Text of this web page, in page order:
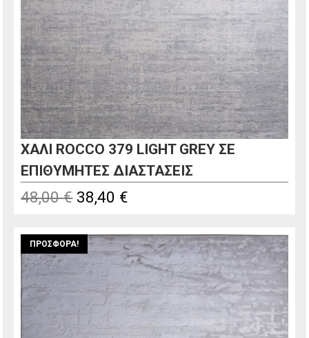
ΧΑΛΙ ROCCO 379 LIGHT GREY ΣΕ
ΕΠΙΘΥΜΗΤΕΣ ΔΙΑΣΤΑΣΕΙΣ
48,00€ Original
was:
48,00 €.
38,40 €
τιμή
είναι:
38,40 €.
ΠΡΟΣΦΟΡΆ!